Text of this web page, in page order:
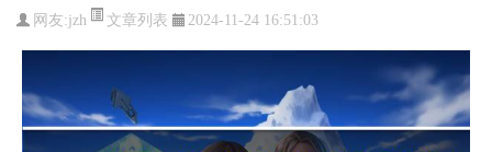
网友:jzh 文章列表 2024-11-24 16:51:03